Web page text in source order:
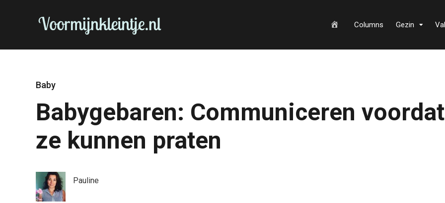
m
Columns Gezin
Baby
Babygebaren: Communiceren voordat
ze kunnen praten
Pauline